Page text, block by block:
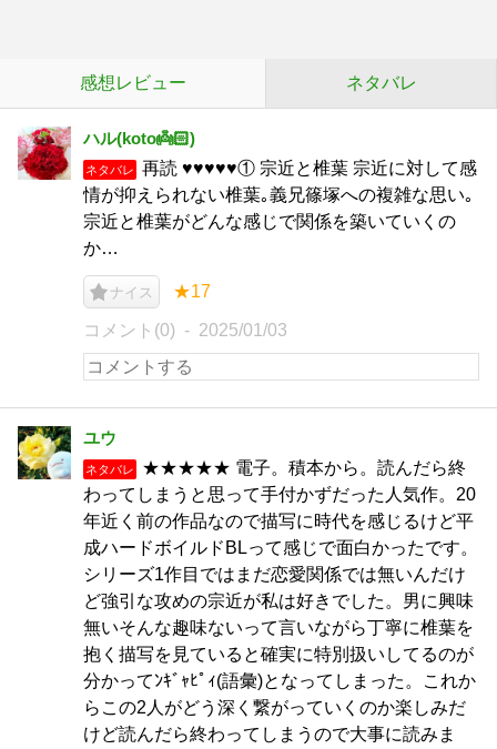
感想レビュー ネタバレ
ハル(koto👼🏻‎)
ネタバレ
再読 ♥♥♥♥♥① 宗近と椎葉 宗近に対して感
情が抑えられない椎葉｡義兄篠塚への複雑な思い｡
宗近と椎葉がどんな感じで関係を築いていくの
か…
ナイス ★17
コメント(0) 2025/01/03
ユウ
ネタバレ
★★★★★ 電子。積本から。読んだら終
わってしまうと思って手付かずだった人気作。20
年近く前の作品なので描写に時代を感じるけど平
成ハードボイルドBLって感じで面白かったです。
シリーズ1作目ではまだ恋愛関係では無いんだけ
ど強引な攻めの宗近が私は好きでした。男に興味
無いそんな趣味ないって言いながら丁寧に椎葉を
抱く描写を見ていると確実に特別扱いしてるのが
分かってﾝｷﾞｬﾋﾟｨ(語彙)となってしまった。これか
らこの2人がどう深く繋がっていくのか楽しみだ
けど読んだら終わってしまうので大事に読みま